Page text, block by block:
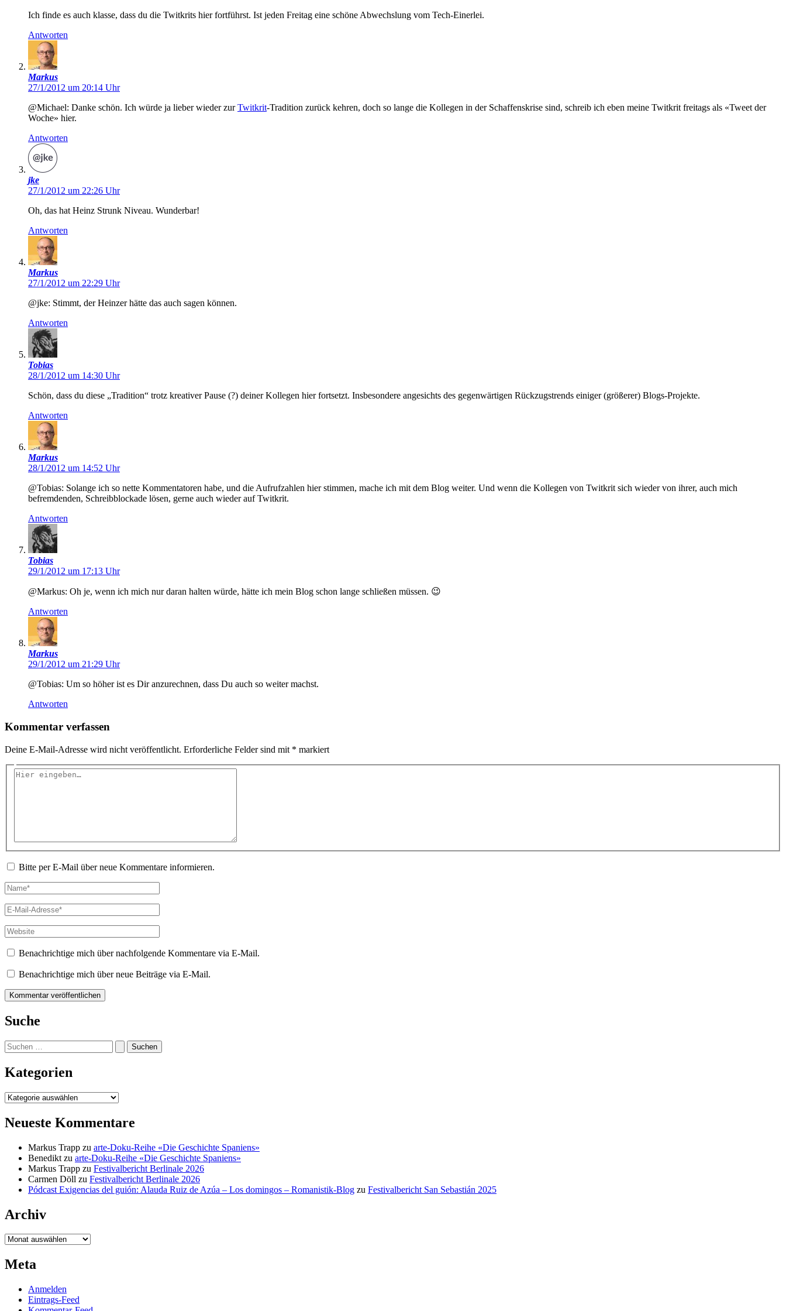
Ich finde es auch klasse, dass du die Twitkrits hier fortführst. Ist jeden Freitag eine schöne Abwechslung vom Tech-Einerlei.
Antworten
Markus
27/1/2012 um 20:14 Uhr
@Michael: Danke schön. Ich würde ja lieber wieder zurTwitkrit-Tradition zurück kehren, doch so lange die Kollegen in der Schaffenskrise sind, schreib ich eben meine Twitkrit freitags als «Tweet der
Woche» hier.
Antworten
jke
27/1/2012 um 22:26 Uhr
Oh, das hat Heinz Strunk Niveau. Wunderbar!
Antworten
Markus
27/1/2012 um 22:29 Uhr
@jke: Stimmt, der Heinzer hätte das auch sagen können.
Antworten
Tobias
28/1/2012 um 14:30 Uhr
Schön, dass du diese „Tradition“ trotz kreativer Pause (?) deiner Kollegen hier fortsetzt. Insbesondere angesichts des gegenwärtigen Rückzugstrends einiger (größerer) Blogs-Projekte.
Antworten
Markus
28/1/2012 um 14:52 Uhr
@Tobias: Solange ich so nette Kommentatoren habe, und die Aufrufzahlen hier stimmen, mache ich mit dem Blog weiter. Und wenn die Kollegen von Twitkrit sich wieder von ihrer, auch mich
befremdenden, Schreibblockade lösen, gerne auch wieder auf Twitkrit.
Antworten
Tobias
29/1/2012 um 17:13 Uhr
@Markus: Oh je, wenn ich mich nur daran halten würde, hätte ich mein Blog schon lange schließen müssen. 😉
Antworten
Markus
29/1/2012 um 21:29 Uhr
@Tobias: Um so höher ist es Dir anzurechnen, dass Du auch so weiter machst.
Antworten
Kommentar verfassen
Deine E-Mail-Adresse wird nicht veröffentlicht. Erforderliche Felder sind mit * markiert
Hier
Bitte per E-Mail über neue Kommentare informieren.
Name*
E-
Mail-
Adresse*
Website
Benachrichtige mich über nachfolgende Kommentare via E-Mail.
Benachrichtige mich über neue Beiträge via E-Mail.
Suche
Suchen
nach:
Kategorien
Kategorien
Neueste Kommentare
Markus Trapp zu arte-Doku-Reihe «Die Geschichte Spaniens»
Benedikt zu arte-Doku-Reihe «Die Geschichte Spaniens»
Markus Trapp zu Festivalbericht Berlinale 2026
Carmen Döll zu Festivalbericht Berlinale 2026
Pódcast Exigencias del guión: Alauda Ruiz de Azúa – Los domingos – Romanistik-Blog zu Festivalbericht San Sebastián 2025
Archiv
Archiv
Meta
Anmelden
Eintrags-Feed